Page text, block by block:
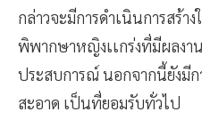
กล่าวจะมีการดำเนินการสร้
พิพากษาหญิงเเกร่งที่มีผลงา
ประสบการณ์ นอกจากนี้ยังมีก
สะอาด เป็นที่ยอมรับทั่วไป